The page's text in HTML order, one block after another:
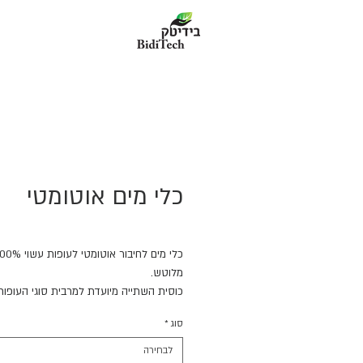
כלי מים אוטומטי
מלוטש.
כוסית השתייה מיועדת למרבית סוגי
לקלה בעזרת מכסה ניקוז, תוך שמירה על
המים.
סוג *
לבחירה